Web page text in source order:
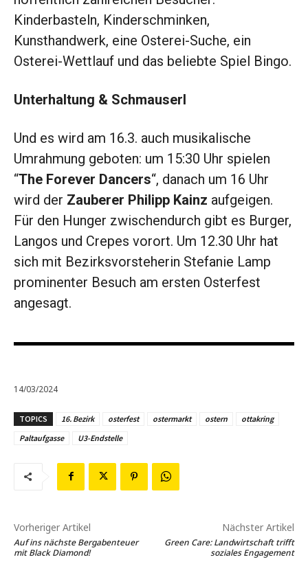
Kinderbasteln, Kinderschminken,
Kunsthandwerk, eine Osterei-Suche, ein
Osterei-Wettlauf und das beliebte Spiel Bingo.
Unterhaltung & Schmauserl
Und es wird am 16.3. auch musikalische
Umrahmung geboten: um 15:30 Uhr spielen
“The Forever Dancers“, danach um 16 Uhr
wird der Zauberer Philipp Kainz aufgeigen.
Für den Hunger zwischendurch gibt es Burger,
Langos und Crepes vorort. Um 12.30 Uhr hat
sich mit Bezirksvorsteherin Stefanie Lamp
prominenter Besuch am ersten Osterfest
angesagt.
14/03/2024
TOPICS 16. Bezirk osterfest ostermarkt ostern
ottakring
Paltaufgasse
U3-Endstelle
Vorheriger Artikel
Auf ins nächste Bergabenteuer
mit Black Diamond!
Nächster Artikel
Green Care: Landwirtschaft trifft
soziales Engagement